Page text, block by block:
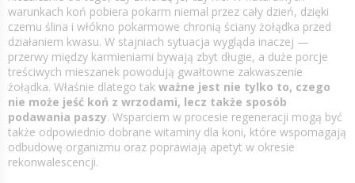
warunkach koń pobiera pokarm niemal przez cały dzień, dzięki
czemu ślina i włókno pokarmowe chronią ściany żołądka przed
działaniem kwasu. W stajniach sytuacja wygląda inaczej —
przerwy między karmieniami bywają zbyt długie, a duże porcje
treściwych mieszanek powodują gwałtowne zakwaszenie
żołądka. Właśnie dlatego tak ważne jest nie tylko to, czego
nie może jeść koń z wrzodami, lecz także sposób
podawania paszy. Wsparciem w procesie regeneracji mogą być
także odpowiednio dobrane witaminy dla koni, które wspomagają
odbudowę organizmu oraz poprawiają apetyt w okresie
rekonwalescencji.